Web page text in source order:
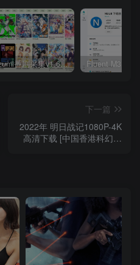
Kazumi番剧采集v1.6.9：支持自定义规则+在线观看+弹幕，跨平台下载
下一篇
2022年 明日战记1080P-4K
高清下载 [中国香港科幻动